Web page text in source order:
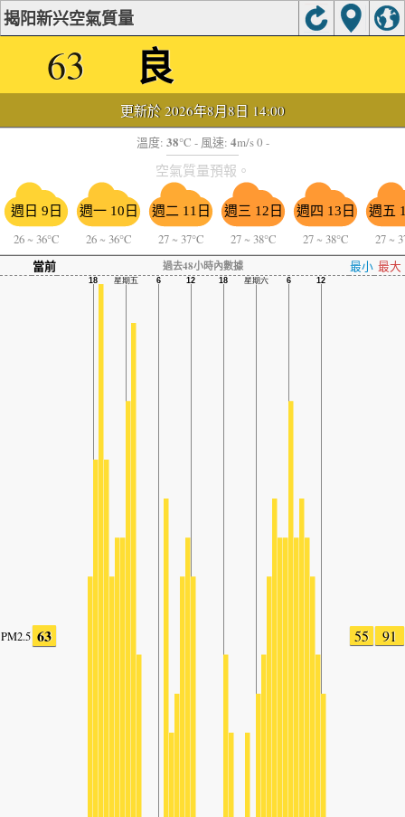
揭阳新兴空氣質量
63 良
更新於 2026年8月8日 14:00
溫度: 38°C - 風速: 4m/s 0 -
空氣質量預報。
週日 9日
26 ~ 36°C
週一 10日
26 ~ 36°C
週二 11日
27 ~ 37°C
週三 12日
27 ~ 38°C
週四 13日
27 ~ 38°C
週五
27 ~
當前
過去48小時內數據 最小 最大
PM2.5 63 55 91